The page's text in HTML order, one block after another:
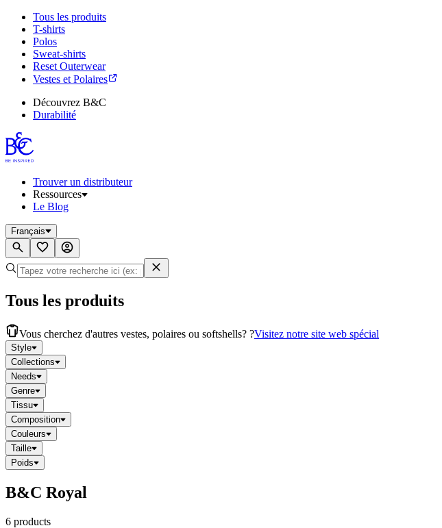
Tous les produits
T-shirts
Polos
Sweat-shirts
Reset Outerwear
Vestes et Polaires
Découvrez B&C
Durabilité
Trouver un distributeur
Ressources
Le Blog
Français
Tous les produits
Vous cherchez d'autres vestes, polaires ou softshells? ?Visitez notre site web spécial
Style
Collections
Needs
Genre
Tissu
Composition
Couleurs
Taille
Poids
B&C Royal
6 products